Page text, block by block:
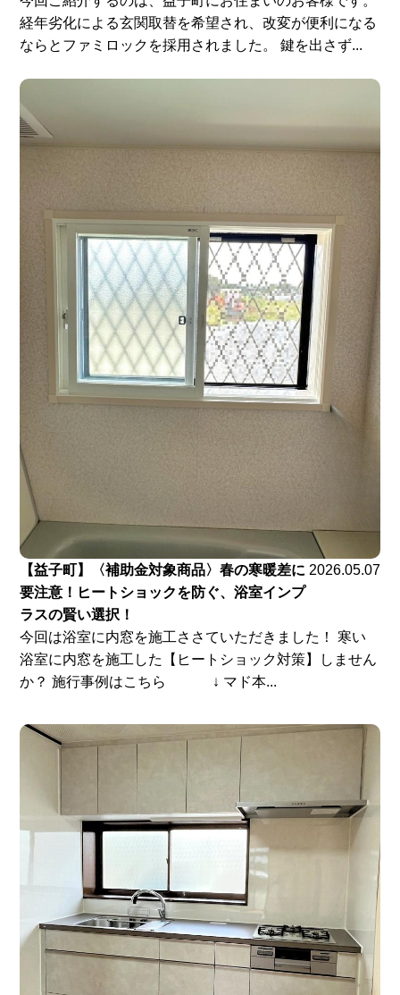
経年劣化による玄関取替を希望され、改変が便利になる
ならとファミロックを採用されました。 鍵を出さず...
【益子町】〈補助金対象商品〉春の寒暖差に
要注意！ヒートショックを防ぐ、浴室インプ
ラスの賢い選択！
2026.05.07
今回は浴室に内窓を施工ささていただきました！ 寒い
浴室に内窓を施工した【ヒートショック対策】しません
か？ 施行事例はこちら ↓ マド本...